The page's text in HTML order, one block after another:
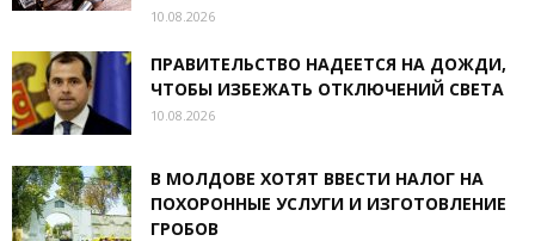
10.08.2026
ПРАВИТЕЛЬСТВО НАДЕЕТСЯ НА ДОЖДИ,
ЧТОБЫ ИЗБЕЖАТЬ ОТКЛЮЧЕНИЙ СВЕТА
10.08.2026
В МОЛДОВЕ ХОТЯТ ВВЕСТИ НАЛОГ НА
ПОХОРОННЫЕ УСЛУГИ И ИЗГОТОВЛЕНИЕ
ГРОБОВ